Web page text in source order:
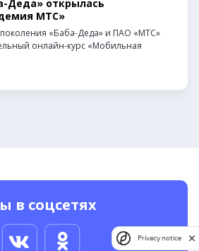
Деда» открылась
МТС»
«Баба-Деда» и ПАО «МТС»
онлайн-курс «Мобильная
в соцсетях
Privacy notice